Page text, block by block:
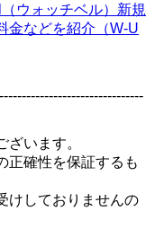
ウォッチベル）新規
金などを紹介（W-U
います。
正確性を保証するも
けしておりませんの